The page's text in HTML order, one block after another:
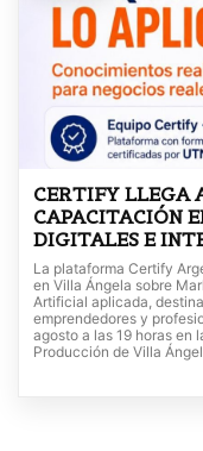
CERTIFY LLEGA
CAPACITACIÓN
DIGITALES E
La plataforma Certify
en Villa Ángela sobre
Artificial aplicada,
emprendedores y
agosto a las 19 horas en
Producción de Villa